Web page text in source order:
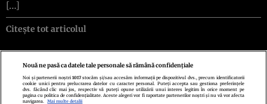
[…]
Citește tot articolul
Politica de confidenţialitatePolitica de cookiesTermeni şi condiţii
Echipa redacționalăContactSetări Cookies
Nouă ne pasă ca datele tale personale să rămână confidențiale
Noi și partenerii noștri1017 stocăm și/sau accesăm informații pe dispozitivul dvs., precum identificatorii
cookie unici pentru prelucrarea datelor cu caracter personal. Puteți accepta sau gestiona preferințele
dvs. făcând clic mai jos, respectiv vă puteți opune utilizării unui interes legitim în orice moment pe
pagina cu politica de confidențialitate. Aceste alegeri vor fi raportate partenerilor noștri și nu vă vor afecta
navigarea.
Mai multe detalii